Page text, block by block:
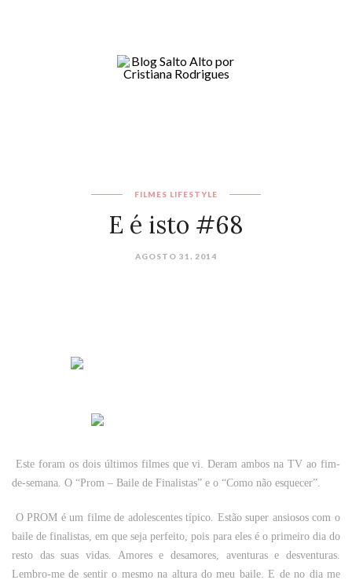
FILMES LIFESTYLE
E é isto #68
AGOSTO 31, 2014
Este foram os dois últimos filmes que vi. Deram ambos na TV ao fim-
de-semana. O “Prom – Baile de Finalistas” e o “Como não esquecer”.
O PROM é um filme de adolescentes típico. Estão super ansiosos com o
baile de finalistas, em que seja perfeito, pois para eles é o primeiro dia do
resto das suas vidas. Amores e desamores, aventuras e desventuras.
Lembro-me de sentir o mesmo na altura do meu baile. E de no dia me